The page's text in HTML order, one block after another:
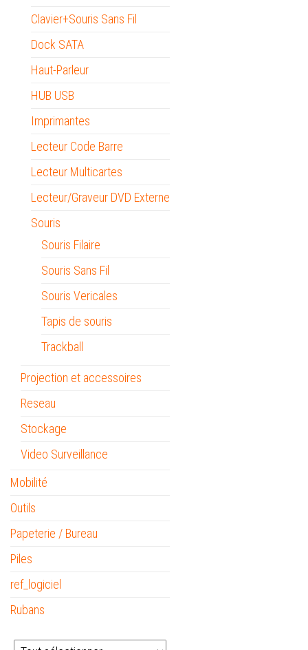
Clavier+Souris Sans Fil
Dock SATA
Haut-Parleur
HUB USB
Imprimantes
Lecteur Code Barre
Lecteur Multicartes
Lecteur/Graveur DVD Externe
Souris
Souris Filaire
Souris Sans Fil
Souris Vericales
Tapis de souris
Trackball
Projection et accessoires
Reseau
Stockage
Video Surveillance
Mobilité
Outils
Papeterie / Bureau
Piles
ref_logiciel
Rubans